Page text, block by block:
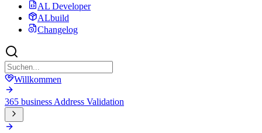
AL Developer
ALbuild
Changelog
Willkommen
365 business Address Validation